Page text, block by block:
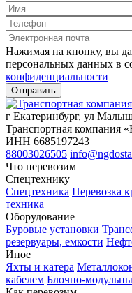
Нажимая на кнопку, вы
персональных данных в
конфиденциальности
г Екатеринбург, ул
Транспортная компания
ИНН 6685197243
88003026505
Что перевозим
Спецтехнику
Спецтехника Перевозка
техника
Оборудование
Буровые установки
резервуары, емкости
Иное
Яхты и катера
кабелем Блочно-